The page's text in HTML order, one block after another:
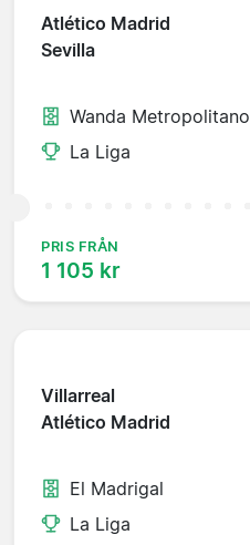
Atlético Madrid
Sevilla
Wanda Metropolitano
La Liga
PRIS FRÅN
1 105 kr
Villarreal
Atlético Madrid
El Madrigal
La Liga